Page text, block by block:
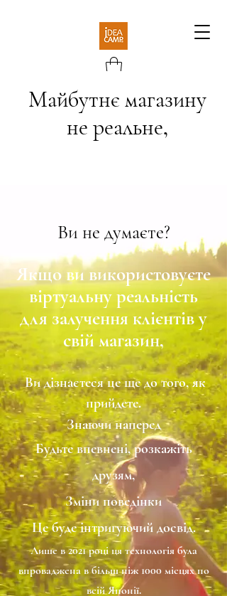
Майбутнє магазину
не реальне,
Ви не думаєте?
Якщо ви використовуєте
віртуальну реальність
для залучення клієнтів у
свій магазин,
​Ви дізнаєтеся це ще до того, як
прийдете.
Знаючи наперед
Будьте впевнені, розкажіть
друзям,
Зміни поведінки
Це буде інтригуючий досвід.
Лише в 2021 році ця технологія була
впроваджена в більш ніж 1000 місцях по
всій Японії.